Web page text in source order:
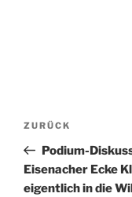
e
r
n
a
Vorheriger
Beitrag
ZURÜCK
Podium-
Eisenacher Ecke
eigentlich in die